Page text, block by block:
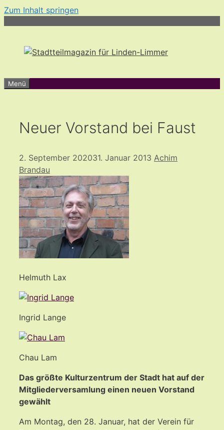
Zum Inhalt springen
Menü
Neuer Vorstand bei Faust
2. September 202031. Januar 2013 Achim
Brandau
Helmuth Lax
Ingrid Lange
Chau Lam
Das größte Kulturzentrum der Stadt hat auf der
Mitgliederversamlung einen neuen Vorstand
gewählt
Am Montag, den 28. Januar, hat der Verein für